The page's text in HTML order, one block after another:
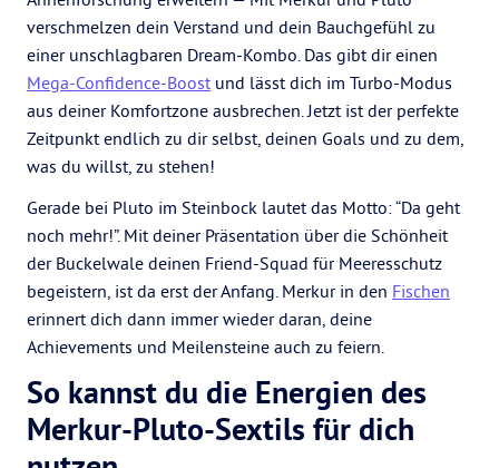
verschmelzen dein Verstand und dein Bauchgefühl zu
einer unschlagbaren Dream-Kombo. Das gibt dir einen
Mega-Confidence-Boost und lässt dich im Turbo-Modus
aus deiner Komfortzone ausbrechen. Jetzt ist der perfekte
Zeitpunkt endlich zu dir selbst, deinen Goals und zu dem,
was du willst, zu stehen!
Gerade bei Pluto im Steinbock lautet das Motto: “Da geht
noch mehr!”. Mit deiner Präsentation über die Schönheit
der Buckelwale deinen Friend-Squad für Meeresschutz
begeistern, ist da erst der Anfang. Merkur in den Fischen
erinnert dich dann immer wieder daran, deine
Achievements und Meilensteine auch zu feiern.
So kannst du die Energien des
Merkur-Pluto-Sextils für dich